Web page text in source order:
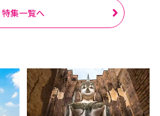
特集一覧へ